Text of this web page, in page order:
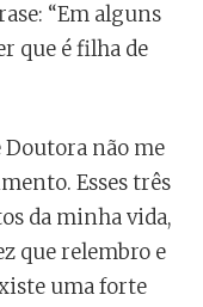
“Em alguns
que é filha de
não me
Esses três
da minha vida,
que relembro e
uma forte